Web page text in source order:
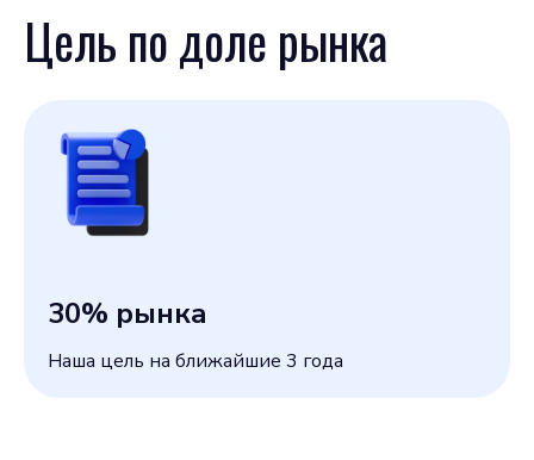
Цель по доле рынка
30% рынка
Наша цель на ближайшие 3 года